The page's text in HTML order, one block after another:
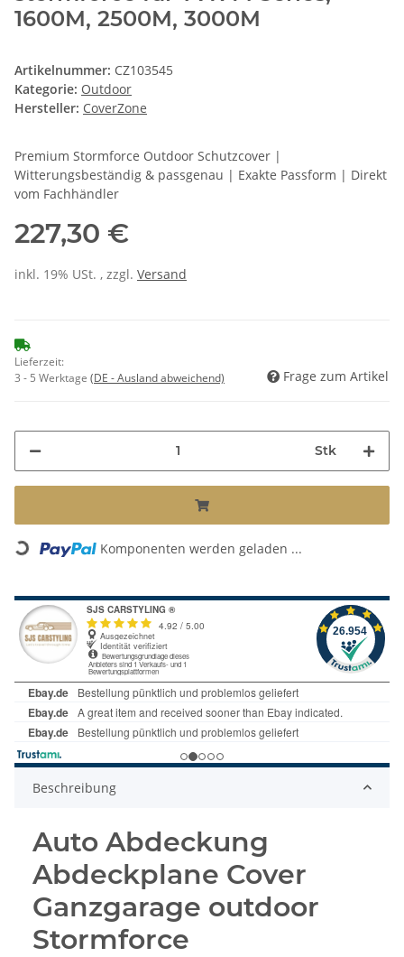
1600M, 2500M, 3000M
Artikelnummer: CZ103545
Kategorie: Outdoor
Hersteller: CoverZone
Premium Stormforce Outdoor Schutzcover |
Witterungsbeständig & passgenau | Exakte Passform | Direkt
vom Fachhändler
227,30 €
inkl. 19% USt. , zzgl. Versand
Lieferzeit:
3 - 5 Werktage (DE - Ausland abweichend) Frage zum Artikel
Stk
Loading... Komponenten werden geladen ...
Beschreibung
Auto Abdeckung
Abdeckplane Cover
Ganzgarage outdoor
Stormforce